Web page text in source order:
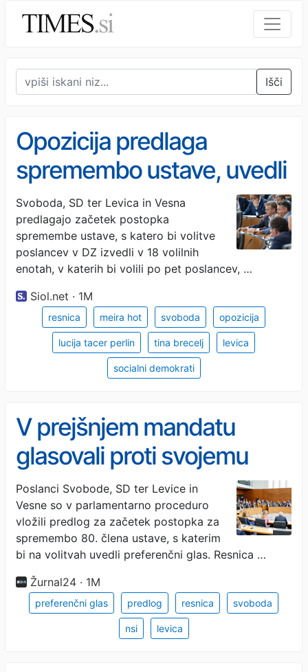
Išči
Opozicija predlaga
spremembo ustave, uvedli
bi tudi preferenčni glas
Svoboda, SD ter Levica in Vesna
predlagajo začetek postopka
spremembe ustave, s katero bi volitve
poslancev v DZ izvedli v 18 volilnih
enotah, v katerih bi volili po pet poslancev, …
Siol.net · 1M
resnica meira hot svoboda opozicija
lucija tacer perlin tina brecelj levica
socialni demokrati
V prejšnjem mandatu
glasovali proti svojemu
predlogu, zdaj imajo novo
priložnost
Poslanci Svobode, SD ter Levice in
Vesne so v parlamentarno proceduro
vložili predlog za začetek postopka za
spremembo 80. člena ustave, s katerim
bi na volitvah uvedli preferenčni glas. Resnica …
Žurnal24 · 1M
preferenčni glas predlog resnica svoboda
nsi levica